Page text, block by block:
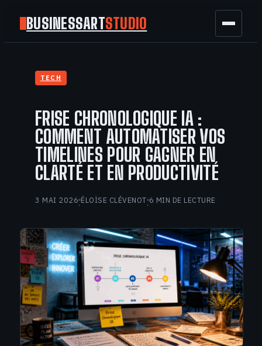
BUSINESSARTSTUDIO
FINANCE
TECH
TECH
FRISE CHRONOLOGIQUE IA :
COMMENT AUTOMATISER VOS
TIMELINES POUR GAGNER EN
CLARTÉ ET EN PRODUCTIVITÉ
3 MAI 2026·ÉLOÏSE CLÉVENOT·6 MIN DE LECTURE